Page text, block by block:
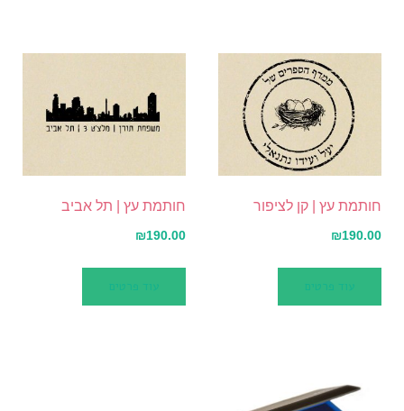
חותמת עץ | קן לציפור
₪190.00
עוד פרטים
חותמת עץ | תל אביב
₪190.00
עוד פרטים